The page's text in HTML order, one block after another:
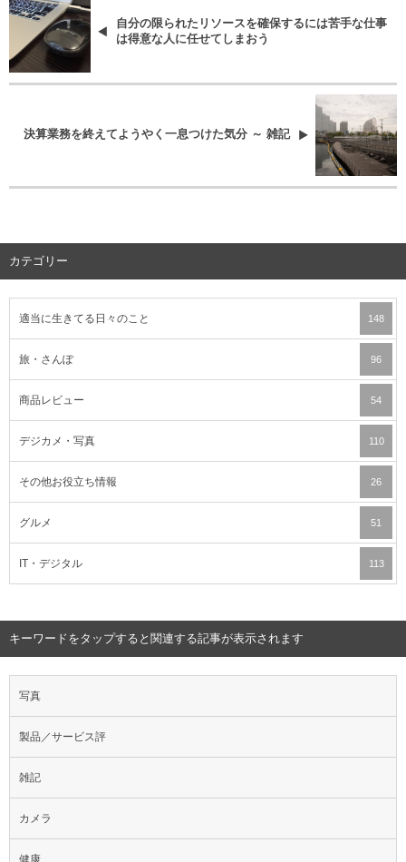
自分の限られたリソースを確保するには苦手な仕事
は得意な人に任せてしまおう
決算業務を終えてようやく一息つけた気分 ～ 雑記
カテゴリー
適当に生きてる日々のこと 148
旅・さんぽ 96
商品レビュー 54
デジカメ・写真 110
その他お役立ち情報 26
グルメ 51
IT・デジタル 113
キーワードをタップすると関連する記事が表示されます
写真
製品／サービス評
雑記
カメラ